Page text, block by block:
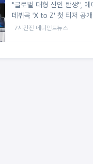
"글로벌 대형 신인 탄생", 에
데뷔곡 'X to Z' 첫 티저 공개
7시간전 메디먼트뉴스